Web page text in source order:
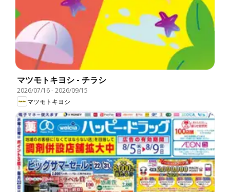
マツモトキヨシ - チラシ
2026/07/16-2026/09/15
マツモトキヨシ